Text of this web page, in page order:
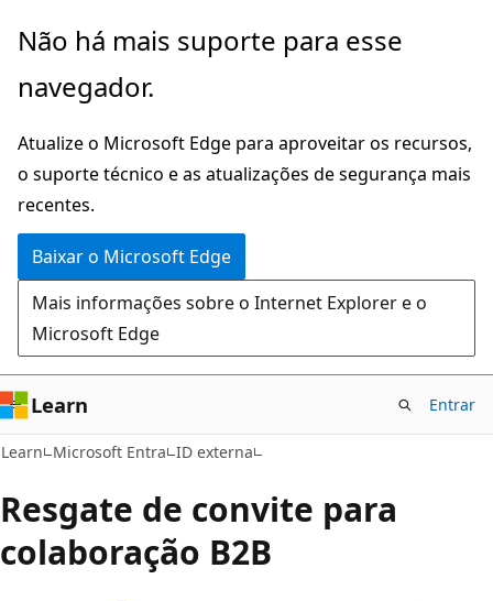
Pular
o
principal
Não há mais suporte para esse
navegador.
Atualize o Microsoft Edge para aproveitar os recursos,
o suporte técnico e as atualizações de segurança mais
recentes.
Baixar o Microsoft Edge
Mais informações sobre o Internet Explorer e o
Microsoft Edge
Learn Entrar
Learn Microsoft Entra ID externa
Resgate de convite para
colaboração B2B